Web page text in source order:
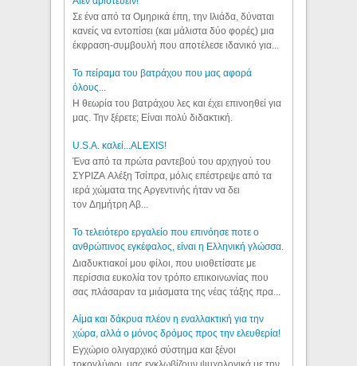
Σε ένα από τα Ομηρικά έπη, την Ιλιάδα, δύναται
κανείς να εντοπίσει (και μάλιστα δύο φορές) μια
έκφραση-συμβουλή που αποτέλεσε ιδανικό για...
Το πείραμα του βατράχου που μας αφορά
όλους...
Η θεωρία του βατράχου λες και έχει επινοηθεί για
μας. Την ξέρετε; Είναι πολύ διδακτική.
U.S.A. καλεί...ALEXIS!
Ένα από τα πρώτα ραντεβού του αρχηγού του
ΣΥΡΙΖΑ Αλέξη Τσίπρα, μόλις επέστρεψε από τα
ιερά χώματα της Αργεντινής ήταν να δει
τον Δημήτρη Αβ...
Το τελειότερο εργαλείο που επινόησε ποτε ο
ανθρώπινος εγκέφαλος, είναι η Ελληνική γλώσσα.
Διαδυκτιακοί μου φίλοι, που υιοθετίσατε με
περίσσια ευκολία τον τρόπο επικοινωνίας που
σας πλάσαραν τα μιάσματα της νέας τάξης πρα...
Αίμα και δάκρυα πλέον η εναλλακτική για την
χώρα, αλλά ο μόνος δρόμος προς την ελευθερία!
Εγχώριο ολιγαρχικό σύστημα και ξένοι